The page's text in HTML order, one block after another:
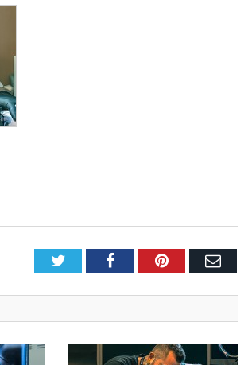
TwitterFacebookPinterestEmail